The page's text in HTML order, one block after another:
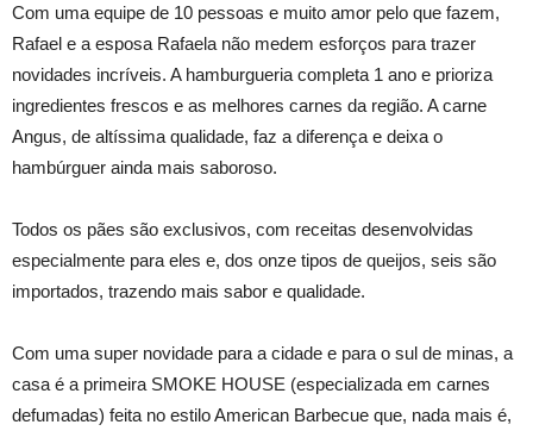
Com uma equipe de 10 pessoas e muito amor pelo que fazem,
Rafael e a esposa Rafaela não medem esforços para trazer
novidades incríveis. A hamburgueria completa 1 ano e prioriza
ingredientes frescos e as melhores carnes da região. A carne
Angus, de altíssima qualidade, faz a diferença e deixa o
hambúrguer ainda mais saboroso.
Todos os pães são exclusivos, com receitas desenvolvidas
especialmente para eles e, dos onze tipos de queijos, seis são
importados, trazendo mais sabor e qualidade.
Com uma super novidade para a cidade e para o sul de minas, a
casa é a primeira SMOKE HOUSE (especializada em carnes
defumadas) feita no estilo American Barbecue que, nada mais é,